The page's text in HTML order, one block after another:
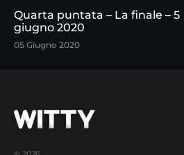
Quarta puntata – La finale – 5
giugno 2020
05 Giugno 2020